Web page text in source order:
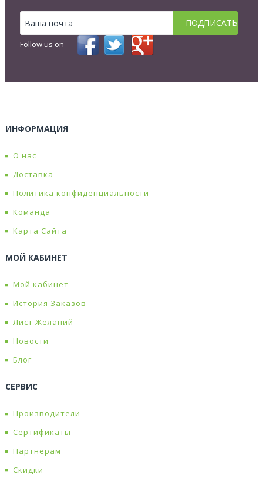
Follow us on
ИНФОРМАЦИЯ
О нас
Доставка
Политика конфиденциальности
Команда
Карта Сайта
МОЙ КАБИНЕТ
Мой кабинет
История Заказов
Лист Желаний
Новости
Блог
СЕРВИС
Производители
Сертификаты
Партнерам
Скидки